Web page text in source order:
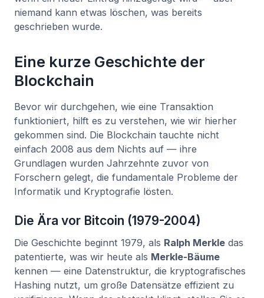
niemand kann etwas löschen, was bereits
geschrieben wurde.
Eine kurze Geschichte der
Blockchain
Bevor wir durchgehen, wie eine Transaktion
funktioniert, hilft es zu verstehen, wie wir hierher
gekommen sind. Die Blockchain tauchte nicht
einfach 2008 aus dem Nichts auf — ihre
Grundlagen wurden Jahrzehnte zuvor von
Forschern gelegt, die fundamentale Probleme der
Informatik und Kryptografie lösten.
Die Ära vor Bitcoin (1979-2004)
Die Geschichte beginnt 1979, als Ralph Merkle das
patentierte, was wir heute als Merkle-Bäume
kennen — eine Datenstruktur, die kryptografisches
Hashing nutzt, um große Datensätze effizient zu